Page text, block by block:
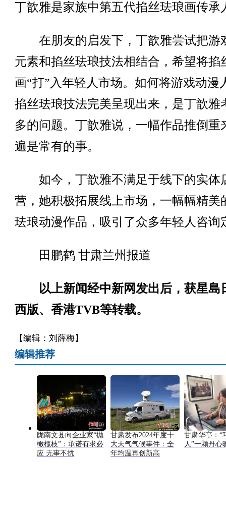
丁歆雅是家族中第五代掐丝珐琅画传承
在朋友的启发下，丁歆雅尝试把游
元素和掐丝珐琅技法相结合，希望将掐
画“打”入年轻人市场。如何将游戏动漫
掐丝珐琅技法完美呈现出来，是丁歆雅
多的问题。丁歆雅说，一幅作品推倒重
遍是常有的事。
如今，丁歆雅不满足于线下的实体
营，她积极拓展线上市场，一幅幅精美
珐琅动漫作品，吸引了众多年轻人咨询
田鹏鹤 甘肃兰州报道
以上新闻经中新网发出后，获星島
西版、香港TVB等转载。
【编辑：刘薛梅】
编辑推荐
陇南文县向企业家“抛
橄榄枝”：承诺有求必
应 无事不扰
甘肃发布2024年度十
大天气气候事件：全
年均温再创新高
甘肃华亭：“
人”一颗丹心